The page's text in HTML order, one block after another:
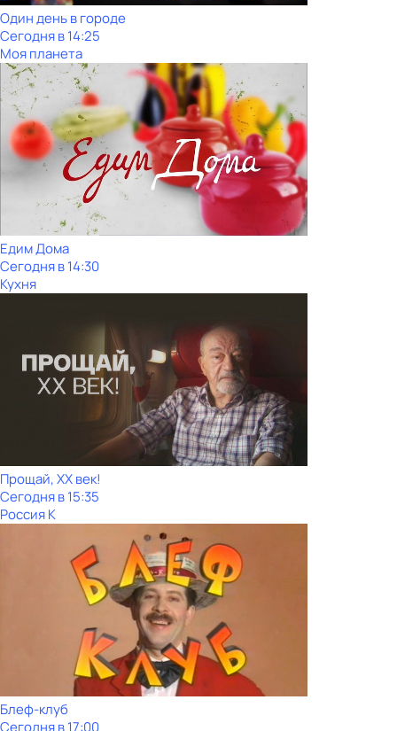
Один день в городе
Сегодня в 14:25
Моя планета
Едим Дома
Сегодня в 14:30
Кухня
Прощай, ХХ век!
Сегодня в 15:35
Россия К
Блеф-клуб
Сегодня в 17:00